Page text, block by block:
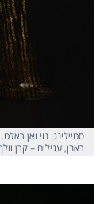
סטיילינג: נוי ואן
ראבן, עגילים – קרן